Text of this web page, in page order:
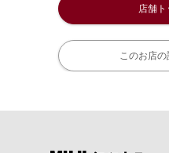
店舗ト
このお店